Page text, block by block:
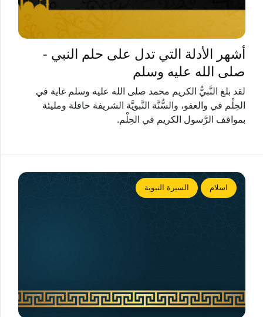
أشهر الأدلة التي تدل على حلم النبي -
صلى الله عليه وسلم
لقد بلغ النَّبيُّ الكريم محمد صلى الله عليه وسلم غاية في
الحِلْم في والعفو، والسُّنَّة النَّبويَّة الشريفة حافلة ومليئة
بمواقف الرَّسول الكريم في الحِلْم.
اسلام السيرة النبوية